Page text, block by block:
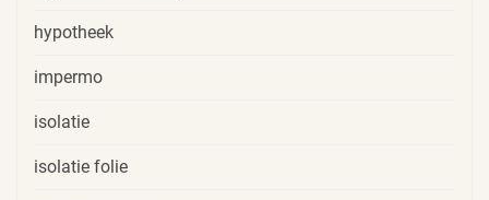
hypotheek
impermo
isolatie
isolatie folie